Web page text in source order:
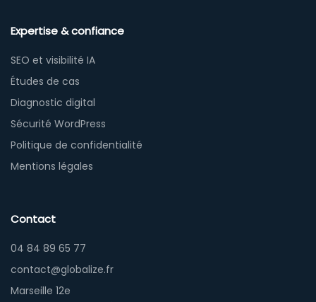
Expertise & confiance
SEO et visibilité IA
Études de cas
Diagnostic digital
Sécurité WordPress
Politique de confidentialité
Mentions légales
Contact
04 84 89 65 77
contact@globalize.fr
Marseille 12e